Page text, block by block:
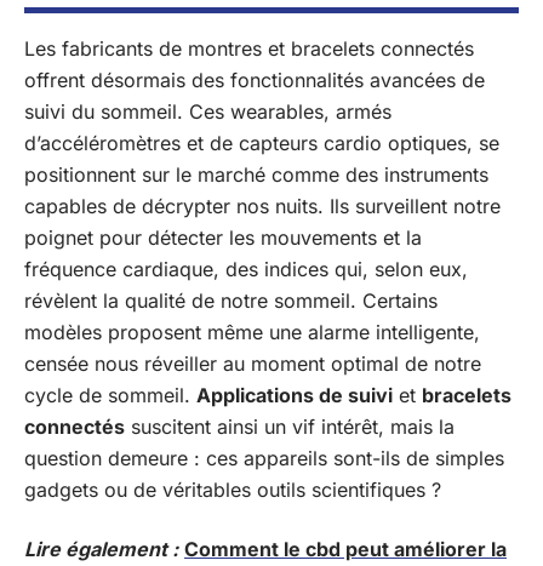
Les fabricants de montres et bracelets connectés
offrent désormais des fonctionnalités avancées de
suivi du sommeil. Ces wearables, armés
d’accéléromètres et de capteurs cardio optiques, se
positionnent sur le marché comme des instruments
capables de décrypter nos nuits. Ils surveillent notre
poignet pour détecter les mouvements et la
fréquence cardiaque, des indices qui, selon eux,
révèlent la qualité de notre sommeil. Certains
modèles proposent même une alarme intelligente,
censée nous réveiller au moment optimal de notre
cycle de sommeil. Applications de suivi et bracelets
connectés suscitent ainsi un vif intérêt, mais la
question demeure : ces appareils sont-ils de simples
gadgets ou de véritables outils scientifiques ?
Lire également : Comment le cbd peut améliorer la